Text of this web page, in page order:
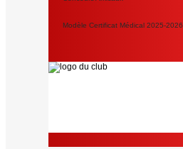
Modèle Certificat Médical 2025-2026